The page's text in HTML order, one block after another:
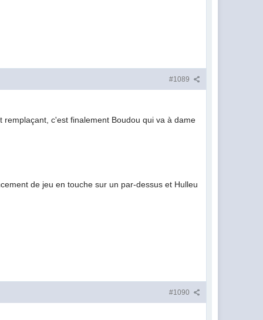
#1089
c'est finalement Boudou qui va à dame
de jeu en touche sur un par-dessus et Hulleu
#1090